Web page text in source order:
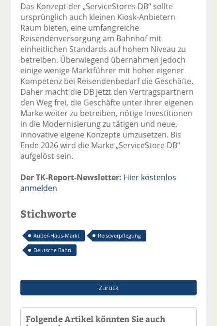
Das Konzept der „ServiceStores DB“ sollte
ursprünglich auch kleinen Kiosk-Anbietern
Raum bieten, eine umfangreiche
Reisendenversorgung am Bahnhof mit
einheitlichen Standards auf hohem Niveau zu
betreiben. Überwiegend übernahmen jedoch
einige wenige Marktführer mit hoher eigener
Kompetenz bei Reisendenbedarf die Geschäfte.
Daher macht die DB jetzt den Vertragspartnern
den Weg frei, die Geschäfte unter ihrer eigenen
Marke weiter zu betreiben, nötige Investitionen
in die Modernisierung zu tätigen und neue,
innovative eigene Konzepte umzusetzen. Bis
Ende 2026 wird die Marke „ServiceStore DB“
aufgelöst sein.
Der TK-Report-Newsletter: Hier kostenlos
anmelden
Stichworte
Außer-Haus-Markt
Reiseverpflegung
Deutsche Bahn
Zurück
Folgende Artikel könnten Sie auch